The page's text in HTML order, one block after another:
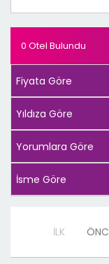
0 Otel Bulundu
İLK